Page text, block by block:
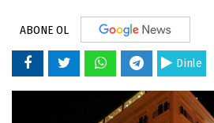
ABONE OL
Dinle